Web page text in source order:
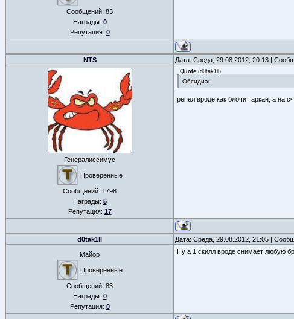
Сообщений: 83
Награды: 0
Репутация: 0
NTS Дата: Среда, 29.08.2012, 20:13 |
Генералиссимус
Проверенные
Сообщений: 1798
Награды: 5
Репутация: 17
Quote (d0tak1ll )
Обсидиан
репел вроде как блочит аркан, а на
d0tak1ll Дата: Среда, 29.08.2012, 21:05 |
Майор
Проверенные
Сообщений: 83
Награды: 0
Репутация: 0
Ну а 1 скилл вроде снимает любую